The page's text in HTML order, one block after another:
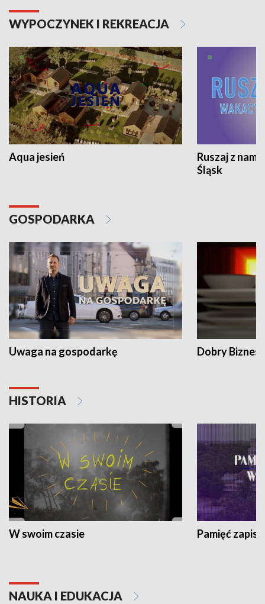
WYPOCZYNEK I REKREACJA
Aqua jesień
Ruszaj z
Śląsk
GOSPODARKA
Uwaga na gospodarkę Dobry Biznes
HISTORIA
W swoim czasie Pamięć
NAUKA I EDUKACJA